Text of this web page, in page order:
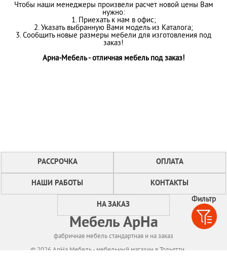
Фильтр
Чтобы наши менеджеры произвели расчет новой цены Вам
нужно:
1. Приехать к нам в офис;
2. Указать выбранную Вами модель из Каталога;
3. Сообщить новые размеры мебели для изготовления под
заказ!
Арна-Мебель - отличная мебель под заказ!
РАССРОЧКА ОПЛАТА
НАШИ РАБОТЫ КОНТАКТЫ
НА ЗАКАЗ
Мебель АрНа
фабричная мебель стандартная и на заказ
© 2026 АрНа Мебель - мебельный магазин в Тольятти